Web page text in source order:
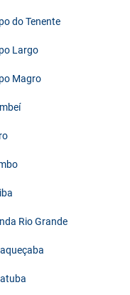
do Tenente
Largo
Magro
Rio Grande